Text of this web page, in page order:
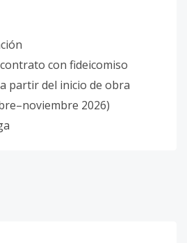
con fideicomiso
partir del inicio de obra
2026)